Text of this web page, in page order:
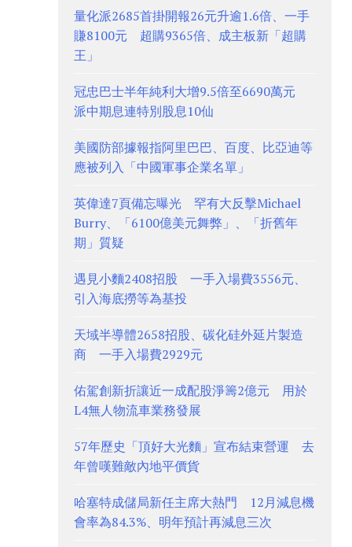
量化派2685首掛開報26元升逾1.6倍、一手
賺8100元 超購9365倍、成主板新「超購
王」
冠忠巴士半年純利大增9.5倍至6690萬元
派中期息連特別股息10仙
美國防部據報指阿里巴巴、百度、比亞迪等
應被列入「中國軍事企業名單」
英偉達7頁備忘曝光 罕有大反擊Michael
Burry、「6100億美元舞弊」、「折舊年
期」質疑
遇見小麵2408招股 一手入場費3556元、
引入海底撈等為基投
天域半導體2658招股、碳化硅外延片製造
商 一手入場費2929元
佑駕創新折讓近一成配股淨籌2億元 用於
L4無人物流車業務發展
57年歷史「頂好大光麵」宣布結束營運 去
年曾嘆難敵內地平價貨
哈塞特成儲局新任主席大熱門 12月減息機
會率為84.3%、明年預計再減息三次